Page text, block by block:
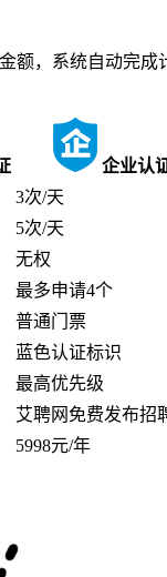
额，系统自动完
企业认
3次/天
5次/天
无权
最多申请4个
普通门票
蓝色认证标识
最高优先级
艾聘网免费发布招
5998元/年